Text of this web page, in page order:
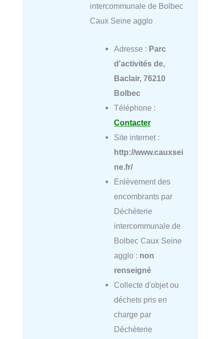
intercommunale de Bolbec
Caux Seine agglo
Adresse : Parc
d'activités de,
Baclair, 76210
Bolbec
Téléphone :
Contacter
Site internet :
http://www.cauxsei
ne.fr/
Enlèvement des
encombrants par
Déchèterie
intercommunale de
Bolbec Caux Seine
agglo : non
renseigné
Collecte d'objet ou
déchets pris en
charge par
Déchèterie